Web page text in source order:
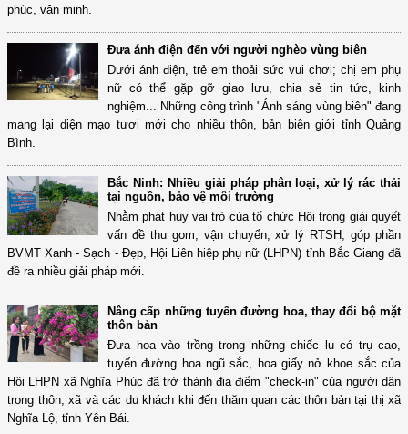
phúc, văn minh.
Đưa ánh điện đến với người nghèo vùng biên
Dưới ánh điện, trẻ em thoải sức vui chơi; chị em phụ
nữ có thể gặp gỡ giao lưu, chia sẻ tin tức, kinh
nghiệm... Những công trình "Ánh sáng vùng biên" đang
mang lại diện mạo tươi mới cho nhiều thôn, bản biên giới tỉnh Quảng
Bình.
Bắc Ninh: Nhiều giải pháp phân loại, xử lý rác thải
tại nguồn, bảo vệ môi trường
Nhằm phát huy vai trò của tổ chức Hội trong giải quyết
vấn đề thu gom, vận chuyển, xử lý RTSH, góp phần
BVMT Xanh - Sạch - Đẹp, Hội Liên hiệp phụ nữ (LHPN) tỉnh Bắc Giang đã
đề ra nhiều giải pháp mới.
Nâng cấp những tuyến đường hoa, thay đổi bộ mặt
thôn bản
Đưa hoa vào trồng trong những chiếc lu có trụ cao,
tuyến đường hoa ngũ sắc, hoa giấy nở khoe sắc của
Hội LHPN xã Nghĩa Phúc đã trở thành địa điểm "check-in" của người dân
trong thôn, xã và các du khách khi đến thăm quan các thôn bản tại thị xã
Nghĩa Lộ, tỉnh Yên Bái.